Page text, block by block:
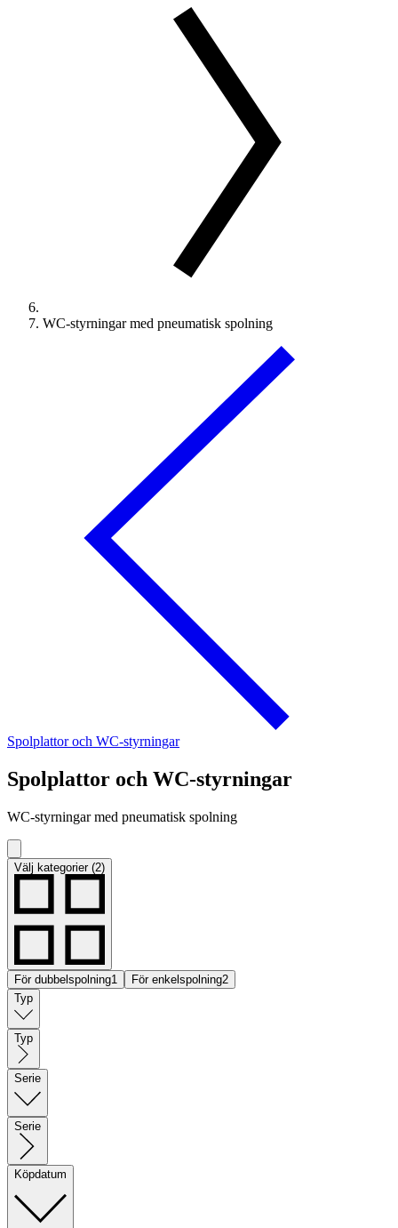
WC-styrningar med pneumatisk spolning
Spolplattor och WC-styrningar
Spolplattor och WC-styrningar
WC-styrningar med pneumatisk spolning
Välj kategorier (2)
För dubbelspolning1 För enkelspolning2
Typ
Typ
Serie
Serie
Köpdatum